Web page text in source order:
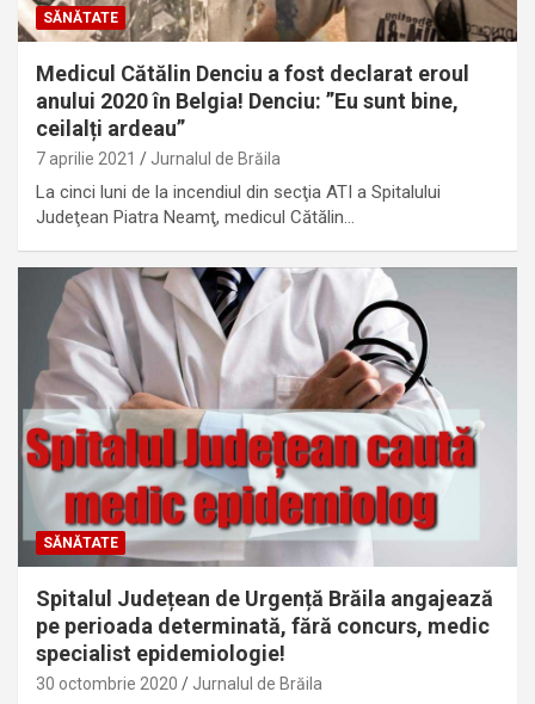
SĂNĂTATE
Medicul Cătălin Denciu a fost declarat eroul
anului 2020 în Belgia! Denciu: ”Eu sunt bine,
ceilalți ardeau”
7 aprilie 2021 Jurnalul de Brăila
La cinci luni de la incendiul din secţia ATI a Spitalului
Judeţean Piatra Neamţ, medicul Cătălin…
SĂNĂTATE
Spitalul Județean de Urgență Brăila angajează
pe perioada determinată, fără concurs, medic
specialist epidemiologie!
30 octombrie 2020 Jurnalul de Brăila